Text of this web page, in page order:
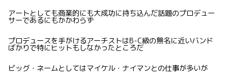
アートとしても商業的にも大成功に持ち込んだ話題のプロデュー
サーであるにもかかわらず
プロデュースを手がけるアーチストはB-C級の無名に近いバンド
ばかりで特にヒットもしなかったところだ
ビッグ・ネームとしてはマイケル・ナイマンとの仕事が多いが